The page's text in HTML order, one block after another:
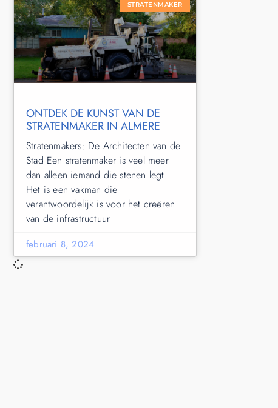
STRATENMAKER
ONTDEK DE KUNST VAN DE
STRATENMAKER IN ALMERE
Stratenmakers: De Architecten van de
Stad Een stratenmaker is veel meer
dan alleen iemand die stenen legt.
Het is een vakman die
verantwoordelijk is voor het creëren
van de infrastructuur
februari 8, 2024